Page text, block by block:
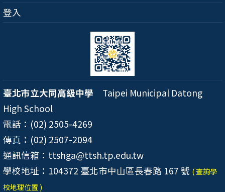
登入
臺北市立大同高級中學 Taipei Municipal Datong
High School
電話：(02) 2505-4269
傳真：(02) 2507-2094
通訊信箱：ttshga@ttsh.tp.edu.tw
學校地址：104372 臺北市中山區長春路 167 號 ( 查詢學
校地理位置 )